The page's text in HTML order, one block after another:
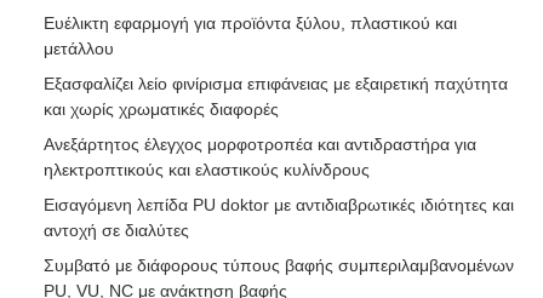
Ευέλικτη εφαρμογή για προϊόντα ξύλου, πλαστικού και
μετάλλου
Εξασφαλίζει λείο φινίρισμα επιφάνειας με εξαιρετική παχύτητα
και χωρίς χρωματικές διαφορές
Ανεξάρτητος έλεγχος μορφοτροπέα και αντιδραστήρα για
ηλεκτροπτικούς και ελαστικούς κυλίνδρους
Εισαγόμενη λεπίδα PU doktor με αντιδιαβρωτικές ιδιότητες και
αντοχή σε διαλύτες
Συμβατό με διάφορους τύπους βαφής συμπεριλαμβανομένων
PU, VU, NC με ανάκτηση βαφής